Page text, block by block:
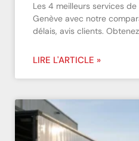
Les 4 meilleurs services
Genève avec notre
délais, avis clients.
LIRE L'ARTICLE »